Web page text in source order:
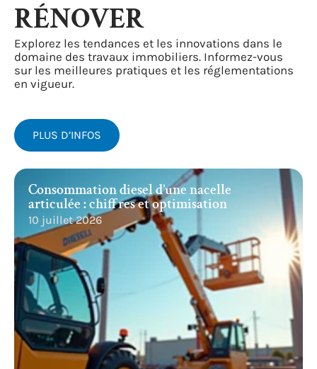
RÉNOVER
Explorez les tendances et les innovations dans le
domaine des travaux immobiliers. Informez-vous
sur les meilleures pratiques et les réglementations
en vigueur.
PLUS D’INFOS
Consommation diesel d’une nacelle
articulée : chiffres et optimisation
10 juillet 2026